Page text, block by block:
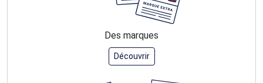
Des marques
Découvrir